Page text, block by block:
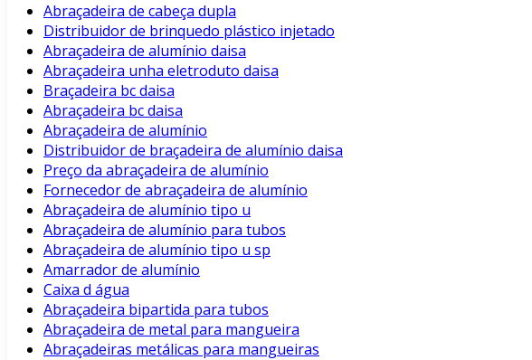
Abraçadeira de cabeça dupla
Distribuidor de brinquedo plástico injetado
Abraçadeira de alumínio daisa
Abraçadeira unha eletroduto daisa
Braçadeira bc daisa
Abraçadeira bc daisa
Abraçadeira de alumínio
Distribuidor de braçadeira de alumínio daisa
Preço da abraçadeira de alumínio
Fornecedor de abraçadeira de alumínio
Abraçadeira de alumínio tipo u
Abraçadeira de alumínio para tubos
Abraçadeira de alumínio tipo u sp
Amarrador de alumínio
Caixa d água
Abraçadeira bipartida para tubos
Abraçadeira de metal para mangueira
Abraçadeiras metálicas para mangueiras